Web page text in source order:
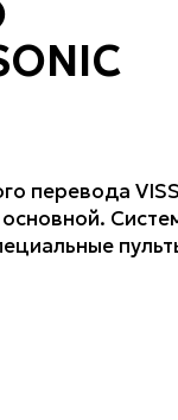
перевода